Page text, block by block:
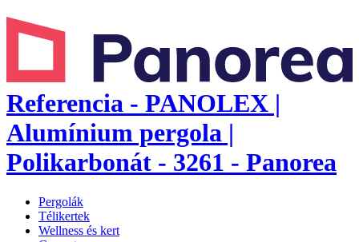
Referencia - PANOLEX |
Alumínium pergola |
Polikarbonát - 3261 - Panorea
Pergolák
Télikertek
Wellness és kert